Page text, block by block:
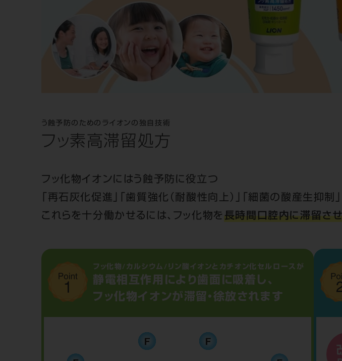
う蝕予防のためのライオンの独自技術
フッ素高滞留処方
フッ化物イオンにはう蝕予防に役立つ
「再石灰化促進」「歯質強化（耐酸性向上）」「細菌の酸産生抑制
これらを十分働かせるには、フッ化物を 長時間口腔内に滞留さ
フッ化物/カルシウム/リン酸イオンと カチオン化セルロースが
静電相互作用により歯面に吸着し、
フッ化物イオンが滞留・徐放されます